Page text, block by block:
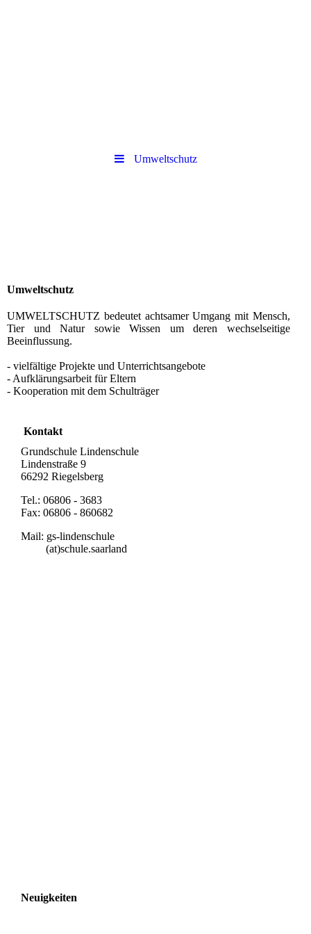
Umweltschutz
Umweltschutz
UMWELTSCHUTZ bedeutet achtsamer Umgang mit Mensch,
Tier und Natur sowie Wissen um deren wechselseitige
Beeinflussung.
- vielfältige Projekte und Unterrichtsangebote
- Aufklärungsarbeit für Eltern
- Kooperation mit dem Schulträger
Kontakt
Grundschule Lindenschule
Lindenstraße 9
66292 Riegelsberg
Tel.: 06806 - 3683
Fax: 06806 - 860682
Mail: gs-lindenschule
(at)schule.saarland
Neuigkeiten